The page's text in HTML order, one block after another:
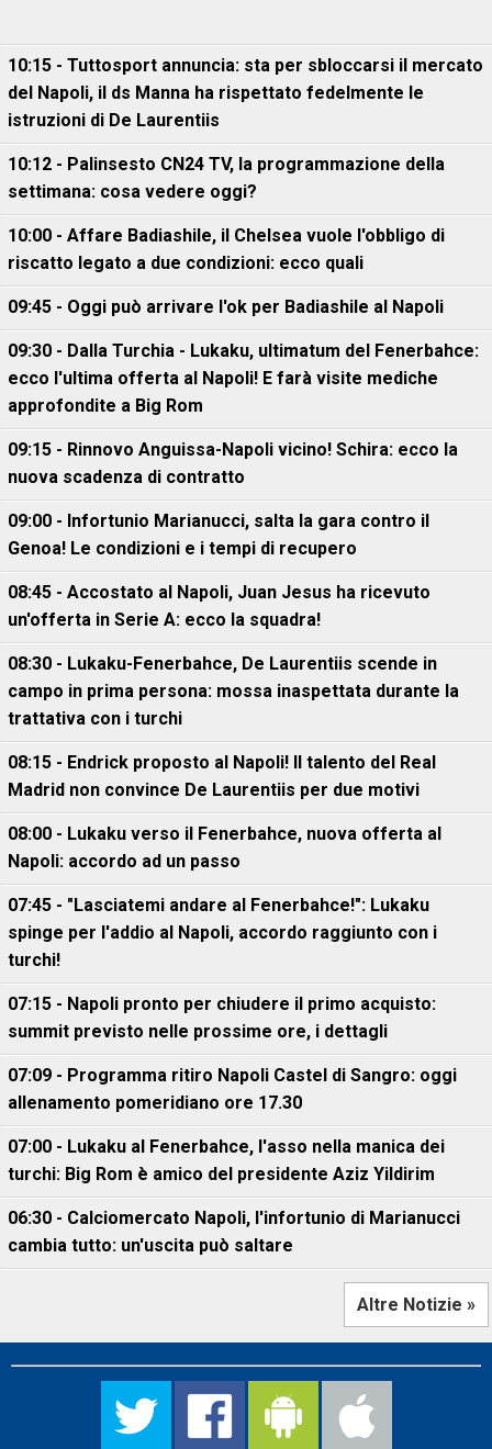
10:15 - Tuttosport annuncia: sta per sbloccarsi il mercato
del Napoli, il ds Manna ha rispettato fedelmente le
istruzioni di De Laurentiis
10:12 - Palinsesto CN24 TV, la programmazione della
settimana: cosa vedere oggi?
10:00 - Affare Badiashile, il Chelsea vuole l'obbligo di
riscatto legato a due condizioni: ecco quali
09:45 - Oggi può arrivare l'ok per Badiashile al Napoli
09:30 - Dalla Turchia - Lukaku, ultimatum del Fenerbahce:
ecco l'ultima offerta al Napoli! E farà visite mediche
approfondite a Big Rom
09:15 - Rinnovo Anguissa-Napoli vicino! Schira: ecco la
nuova scadenza di contratto
09:00 - Infortunio Marianucci, salta la gara contro il
Genoa! Le condizioni e i tempi di recupero
08:45 - Accostato al Napoli, Juan Jesus ha ricevuto
un'offerta in Serie A: ecco la squadra!
08:30 - Lukaku-Fenerbahce, De Laurentiis scende in
campo in prima persona: mossa inaspettata durante la
trattativa con i turchi
08:15 - Endrick proposto al Napoli! Il talento del Real
Madrid non convince De Laurentiis per due motivi
08:00 - Lukaku verso il Fenerbahce, nuova offerta al
Napoli: accordo ad un passo
07:45 - "Lasciatemi andare al Fenerbahce!": Lukaku
spinge per l'addio al Napoli, accordo raggiunto con i
turchi!
07:15 - Napoli pronto per chiudere il primo acquisto:
summit previsto nelle prossime ore, i dettagli
07:09 - Programma ritiro Napoli Castel di Sangro: oggi
allenamento pomeridiano ore 17.30
07:00 - Lukaku al Fenerbahce, l'asso nella manica dei
turchi: Big Rom è amico del presidente Aziz Yildirim
06:30 - Calciomercato Napoli, l'infortunio di Marianucci
cambia tutto: un'uscita può saltare
Altre Notizie »